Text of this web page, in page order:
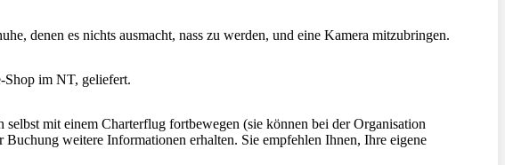
denen es nichts ausmacht, nass zu werden, und eine Kamera mitzubringen.
im NT, geliefert.
mit einem Charterflug fortbewegen (sie können bei der Organisation
weitere Informationen erhalten. Sie empfehlen Ihnen, Ihre eigene